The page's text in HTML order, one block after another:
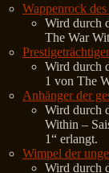
Wappenrock
Wird durch
The War
Wird durch
1 von The
Anhänger der
Wird durch
Within –
1“ erlangt.
Wimpel der
Wird durch